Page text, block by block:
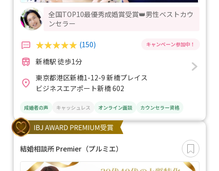
全国TOP10最優秀成婚賞受賞👑男性ベストカウ
ンセラー
(150)
新橋駅 徒歩1分
東京都港区新橋1-12-9 新橋プレイス
ビジネスエアポート新橋 602
成婚者の声 キャッシュレス オンライン面談 カウンセラー資格
結婚相談所 Premier（プルミエ）